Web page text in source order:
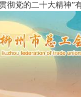
党的二十大精神”有